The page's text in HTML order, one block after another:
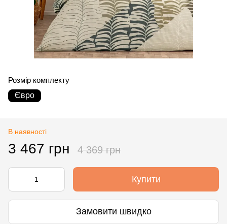
Розмір комплекту
Євро
В наявності
3 467 грн 4 369 грн
Купити
Замовити швидко